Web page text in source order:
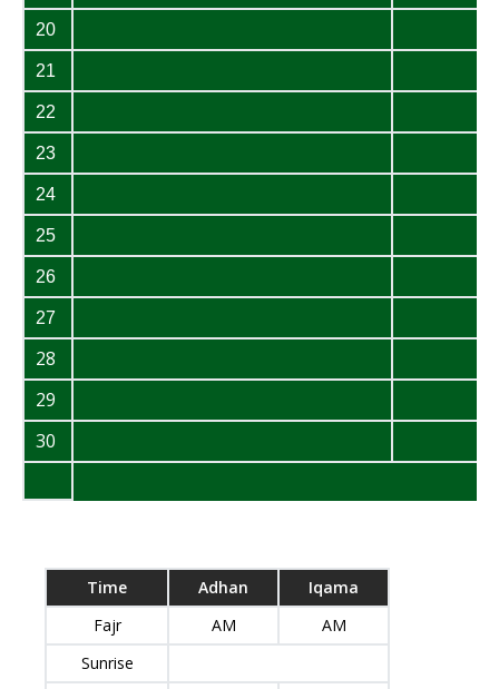
20
21
22
23
24
25
26
27
28
29
30
Time Adhan
Iqama
Fajr
AM
AM
Sunrise